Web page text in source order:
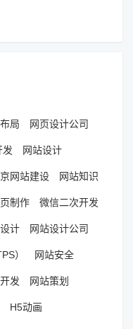
局 网页设计公司
发 网站设计
网站建设 网站知识
制作 微信二次开发
计 网站设计公司
） 网站安全
发 网站策划
H5动画